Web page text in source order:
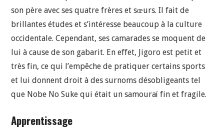
son père avec ses quatre frères et sœurs. Il fait de
brillantes études et s’intéresse beaucoup à la culture
occidentale. Cependant, ses camarades se moquent de
lui à cause de son gabarit. En effet, Jigoro est petit et
très fin, ce qui l’empêche de pratiquer certains sports
et lui donnent droit à des surnoms désobligeants tel
que Nobe No Suke qui était un samouraï fin et fragile.
Apprentissage